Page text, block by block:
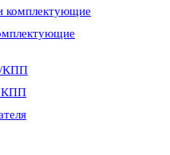
комплектующие
КПП
КПП